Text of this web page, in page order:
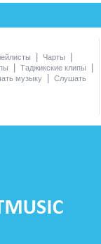
| Чарты |
| Таджикские клипы |
музыку | Слушать